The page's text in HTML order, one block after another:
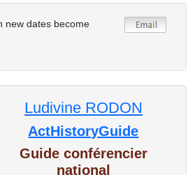
new dates become
Ludivine RODON
ActHistoryGuide
Guide conférencier
national